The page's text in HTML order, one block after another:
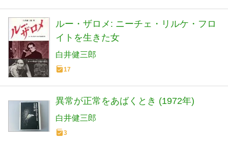
ルー・ザロメ: ニーチェ・リルケ・フロ
イトを生きた女
白井健三郎
17
異常が正常をあばくとき (1972年)
白井健三郎
3